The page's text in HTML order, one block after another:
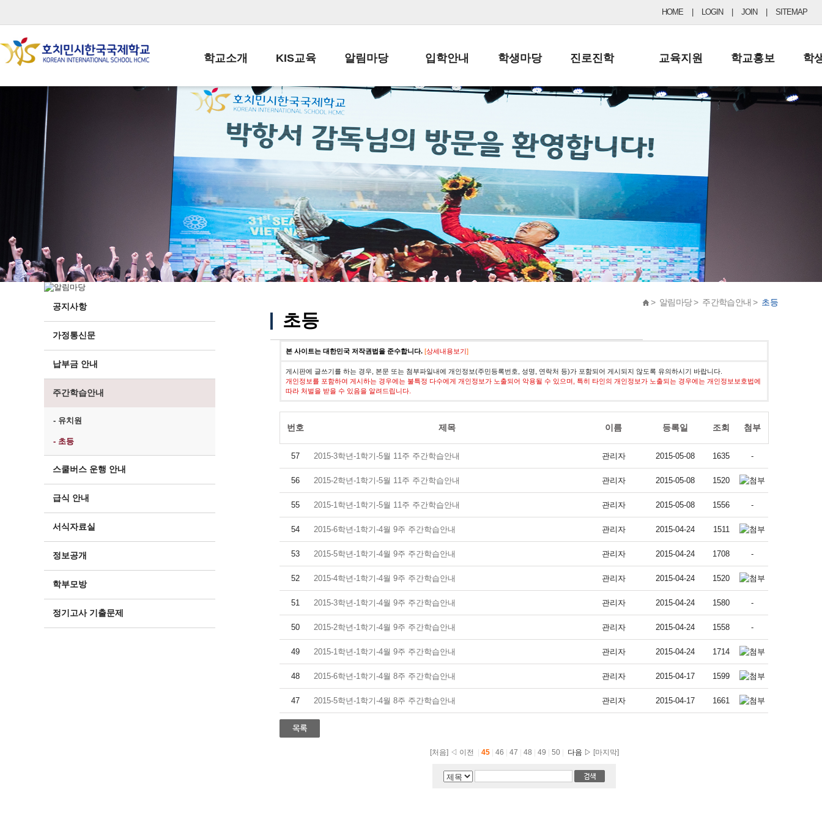
HOME LOGIN JOIN SITEMAP
학교소개
학교장인사말
학교상징
학교연혁
교직원현황
학생현황
위치/전화
전경사진
KIS교육
교육목표
학사일정
일과시간표
성과평가자료
알림마당
공지사항
납부금 안내
스쿨버스 운행 안내
급식안내
서식자료실
학부모방
정기고사 기출문제
입학안내
전-편입 서류양식
입학금/수업료
교복구입안내
학생마당
학생생활규정
학교신문
자율진로동아리
유초등 소식지
진로진학
공지사항 및 입시자료
드림레터
교육지원
행정실
학교운영위원회
학교건축기금
학교홍보
보도자료
학
공지사항
가정통신문
납부금 안내
주간학습안내
- 유치원
- 초등
스쿨버스 운행 안내
급식 안내
서식자료실
정보공개
학부모방
정기고사 기출문제
> 알림마당 > 주간학습안내 > 초등
초등
본 사이트는 대한민국 저작권법을 준수합니다. [상세내용보기]
게시판에 글쓰기를 하는 경우, 본문 또는 첨부파일내에 개인정보(주민등록번호, 성명, 연락처 등)가 포함되어 게시되지 않도록 유의하시기 바랍니다.
개인정보를 포함하여 게시하는 경우에는 불특정 다수에게 개인정보가 노출되어 악용될 수 있으며, 특히 타인의 개인정보가 노출되는 경우에는 개인정보보호법에
따라 처벌을 받을 수 있음을 알려드립니다.
번호 제목 이름 등록일 조회 첨부
57 2015-3학년-1학기-5월 11주 주간학습안내 관리자 2015-05-08 1635 -
56 2015-2학년-1학기-5월 11주 주간학습안내 관리자 2015-05-08 1520
55 2015-1학년-1학기-5월 11주 주간학습안내 관리자 2015-05-08 1556 -
54 2015-6학년-1학기-4월 9주 주간학습안내 관리자 2015-04-24 1511
53 2015-5학년-1학기-4월 9주 주간학습안내 관리자 2015-04-24 1708 -
52 2015-4학년-1학기-4월 9주 주간학습안내 관리자 2015-04-24 1520
51 2015-3학년-1학기-4월 9주 주간학습안내 관리자 2015-04-24 1580 -
50 2015-2학년-1학기-4월 9주 주간학습안내 관리자 2015-04-24 1558 -
49 2015-1학년-1학기-4월 9주 주간학습안내 관리자 2015-04-24 1714
48 2015-6학년-1학기-4월 8주 주간학습안내 관리자 2015-04-17 1599
47 2015-5학년-1학기-4월 8주 주간학습안내 관리자 2015-04-17 1661
[처음] ◁ 이전 45 46 47 48 49 50 다음 ▷ [마지막]